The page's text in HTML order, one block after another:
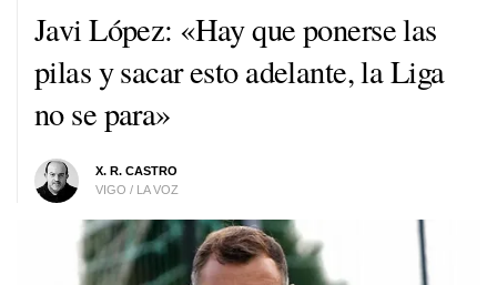
Javi López: «Hay que ponerse las
pilas y sacar esto adelante, la Liga
no se para»
X. R. CASTRO
VIGO / LA VOZ